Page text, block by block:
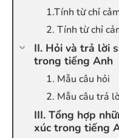
1.Tính từ chỉ
2. Tính từ chỉ
II. Hỏi và trả lời
trong tiếng Anh
1. Mẫu câu hỏi
2. Mẫu câu trả
III. Tổng hợp
xúc trong tiếng